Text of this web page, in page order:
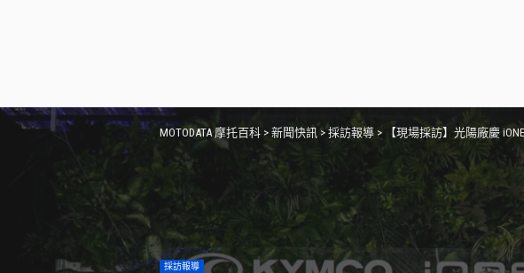
MOTODATA 摩托百科 > 新聞快訊 >採訪報導 > 【現場採訪】光陽廠慶
採訪報導